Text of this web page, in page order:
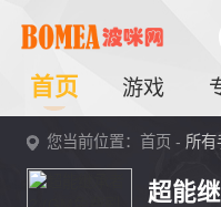
首页 游戏
您当前位置：首页 - 所有
超能